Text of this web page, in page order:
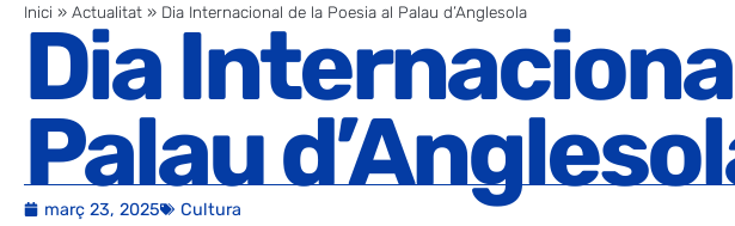
Inici » Actualitat » Dia Internacional de la Poesia al Palau d’Anglesola
Dia
Palau
març 23, 2025 Cultura